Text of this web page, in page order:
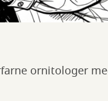
ornitologer